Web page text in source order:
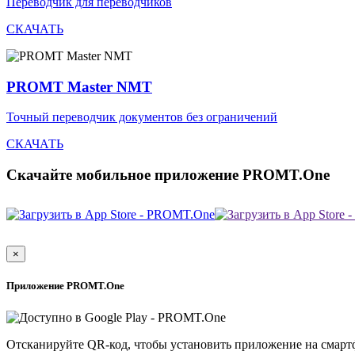
СКАЧАТЬ
PROMT Master NMT
Точный переводчик документов без ограничений
СКАЧАТЬ
Скачайте мобильное приложение PROMT.One
×
Приложение PROMT.One
Отсканируйте QR-код, чтобы установить приложение на